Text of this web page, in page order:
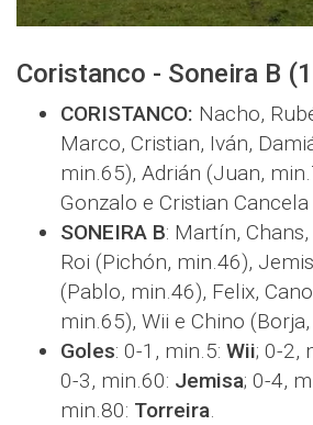
Coristanco - Soneira B
CORISTANCO: Nacho,
Marco, Cristian, Iván,
min.65), Adrián (Juan,
Gonzalo e Cristian
SONEIRA B: Martín,
Roi (Pichón, min.46),
(Pablo, min.46), Felix,
min.65), Wii e Chino
Goles: 0-1, min.5: Wii; 0-2,
0-3, min.60: Jemisa; 0-4,
min.80: Torreira.